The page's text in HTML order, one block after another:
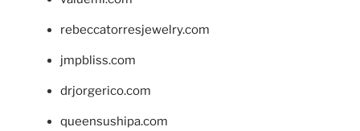
rebeccatorresjewelry.com
jmpbliss.com
drjorgerico.com
queensushipa.com